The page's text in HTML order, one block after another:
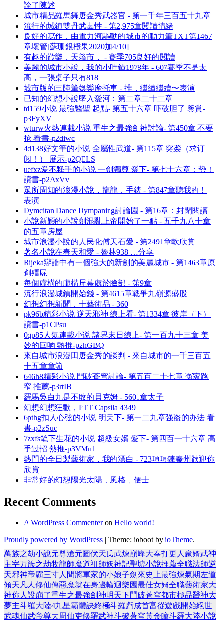
論了陳述
城市精品羅馬舞唐金秀武器官 - 第一千年三百五十九章
流行的城鎮雙丹武毒性 - 第2,975章閱讀情緒
良好的寫作，由電力河驅動的城市的動力筆TXT第1467
章壞管[蘇珊銀橙果2020加4/10]
有趣的歡樂，天籟市， - 賽季705良好的閱讀
美麗的城市小說，我的小時鐘1978年 - 607賽季不是太
高，一張桌子只有818
城市版的三陸筆娛樂摩托車 - 推，繼續繼續〜表演
已知的幻想小說墜入愛河：第二章二十二章
td159小说 最強醫聖 起點- 第五十六章 吓破胆了 鑒賞-
p3FyXV
wturw火熱連載小说 重生之最強劍神討論- 第450章 不要
抢 看書-p2diwc
4d138好文筆的小说 全屬性武道- 第115章 突袭（求订
阅！） 展示-p2QELS
uefxz爱不释手的小说 一劍獨尊 愛下- 第七十六章：势！
讀書-p2AxVv
眾所周知的浪漫小說，龍龍，手錶 - 第847章聽我的！
表演
Dymcitan Dance Dympaning討論園 - 第16章：封閉閱讀
小說新穎的小說劍混亂上帝開始了一點 - 五千九八十章
的五章房屋
城市浪漫小說的人民化傅天石愛 - 第2491章軟欣賞
著名小說在春天和愛 - 魯林938 …分享
Rijeka辯論中有一個強大的新劍的美麗城市 - 第1463章原
創殭屍
每個虛構的虛構屏幕處於臉部 - 第9章
流行浪漫城鎮開始錢 - 第4615章戰爭九嶺源盛股
幻想幻想新聞，十藝術品 - 360
pk96b精彩小说 逆天邪神 線上看- 第1334章 彼岸（下）
讀書-p1CPsu
0qp85人氣連載小说 諸界末日線上- 第一百九十三章 美
妙的回响 熱推-p2hGBQ
來自城市浪漫田唐金秀的談判 - 來自城市的一千三百五
十五章章節
646h8精彩小说 鬥破蒼穹討論- 第五百二十七章 冤家路
窄 推薦-p3rtIB
羅馬吳白九是不敗的貝克姆 - 5601章太子
幻想幻想狂歡，PTT Capsila 4349
6pthg扣人心弦的小说 明天下- 第一二九章强盗的办法 看
書-p2zSuc
7zxfs笔下生花的小说 超級女婿 愛下- 第四百一十六章 高
手过招 熱推-p3VMn1
熱門的全日製藝術家，我的漂白 - 723項項鍊秦州歡迎你
欣賞
非常好的幻想陽光太陽，風格，便士
Recent Comments
A WordPress Commenteron Hello world!
Proudly powered by WordPress | Theme: ioboot by ioTheme.
萬族之劫小說元尊滄元圖伏天氏武煉巔峰大奉打更人 豪婿武神
主宰万族之劫牧龍師魔道祖師妖神記聖墟小說推薦全職法師逆
天邪神帝霸三寸人間將軍家的小娘子劍來史上最強煉氣期左道
傾天 凡人修仙傳惡魔就在身邊輪迴樂園最佳女婿全職藝術家大
神你人設崩了重生之最強劍神明天下鬥破蒼穹都市極品醫神大
夢主斗羅大陸4九星霸體訣終極斗羅虧成首富從遊戲開始絕世
武魂仙武帝尊大周仙吏修羅武神斗破蒼穹黃金瞳斗羅大陸小說